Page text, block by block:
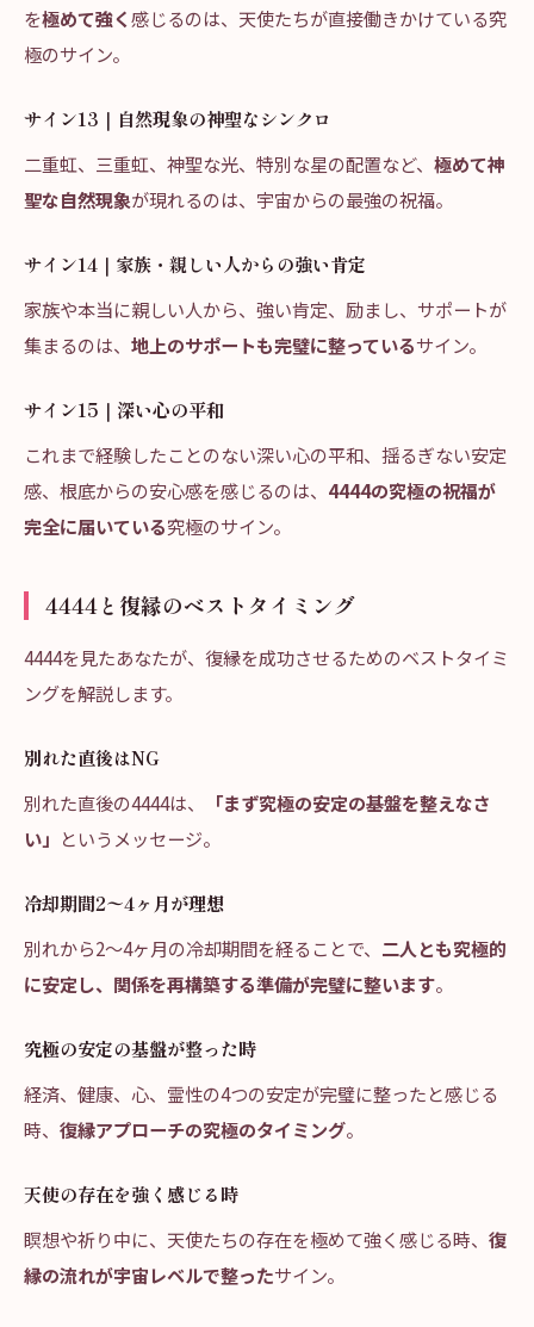
を極めて強く感じるのは、天使たちが直接働きかけている究
極のサイン。
サイン13｜自然現象の神聖なシンクロ
二重虹、三重虹、神聖な光、特別な星の配置など、 極めて神
聖な自然現象が現れるのは、宇宙からの最強の祝福。
サイン14｜家族・親しい人からの強い肯定
家族や本当に親しい人から、強い肯定、励まし、サポートが
集まるのは、 地上のサポートも完璧に整っているサイン。
サイン15｜深い心の平和
これまで経験したことのない深い心の平和、揺るぎない安定
感、根底からの安心感を感じるのは、 4444の究極の祝福が
完全に届いている究極のサイン。
4444と復縁のベストタイミング
4444を見たあなたが、復縁を成功させるためのベストタイミ
ングを解説します。
別れた直後はNG
別れた直後の4444は、
「まず究極の安定の基盤を整えなさ
い」 というメッセージ。
冷却期間2〜4ヶ月が理想
別れから2〜4ヶ月の冷却期間を経ることで、 二人とも究極的
に安定し、関係を再構築する準備が完璧に整います。
究極の安定の基盤が整った時
経済、健康、心、霊性の4つの安定が完璧に整ったと感じる
時、 復縁アプローチの究極のタイミング。
天使の存在を強く感じる時
瞑想や祈り中に、天使たちの存在を極めて強く感じる時、 復
縁の流れが宇宙レベルで整ったサイン。